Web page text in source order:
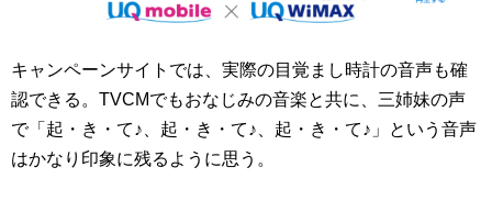
キャンペーンサイトでは、実際の目覚まし時計の音声も確
認できる。TVCMでもおなじみの音楽と共に、三姉妹の声
で「起・き・て♪、起・き・て♪、起・き・て♪」という音声
はかなり印象に残るように思う。